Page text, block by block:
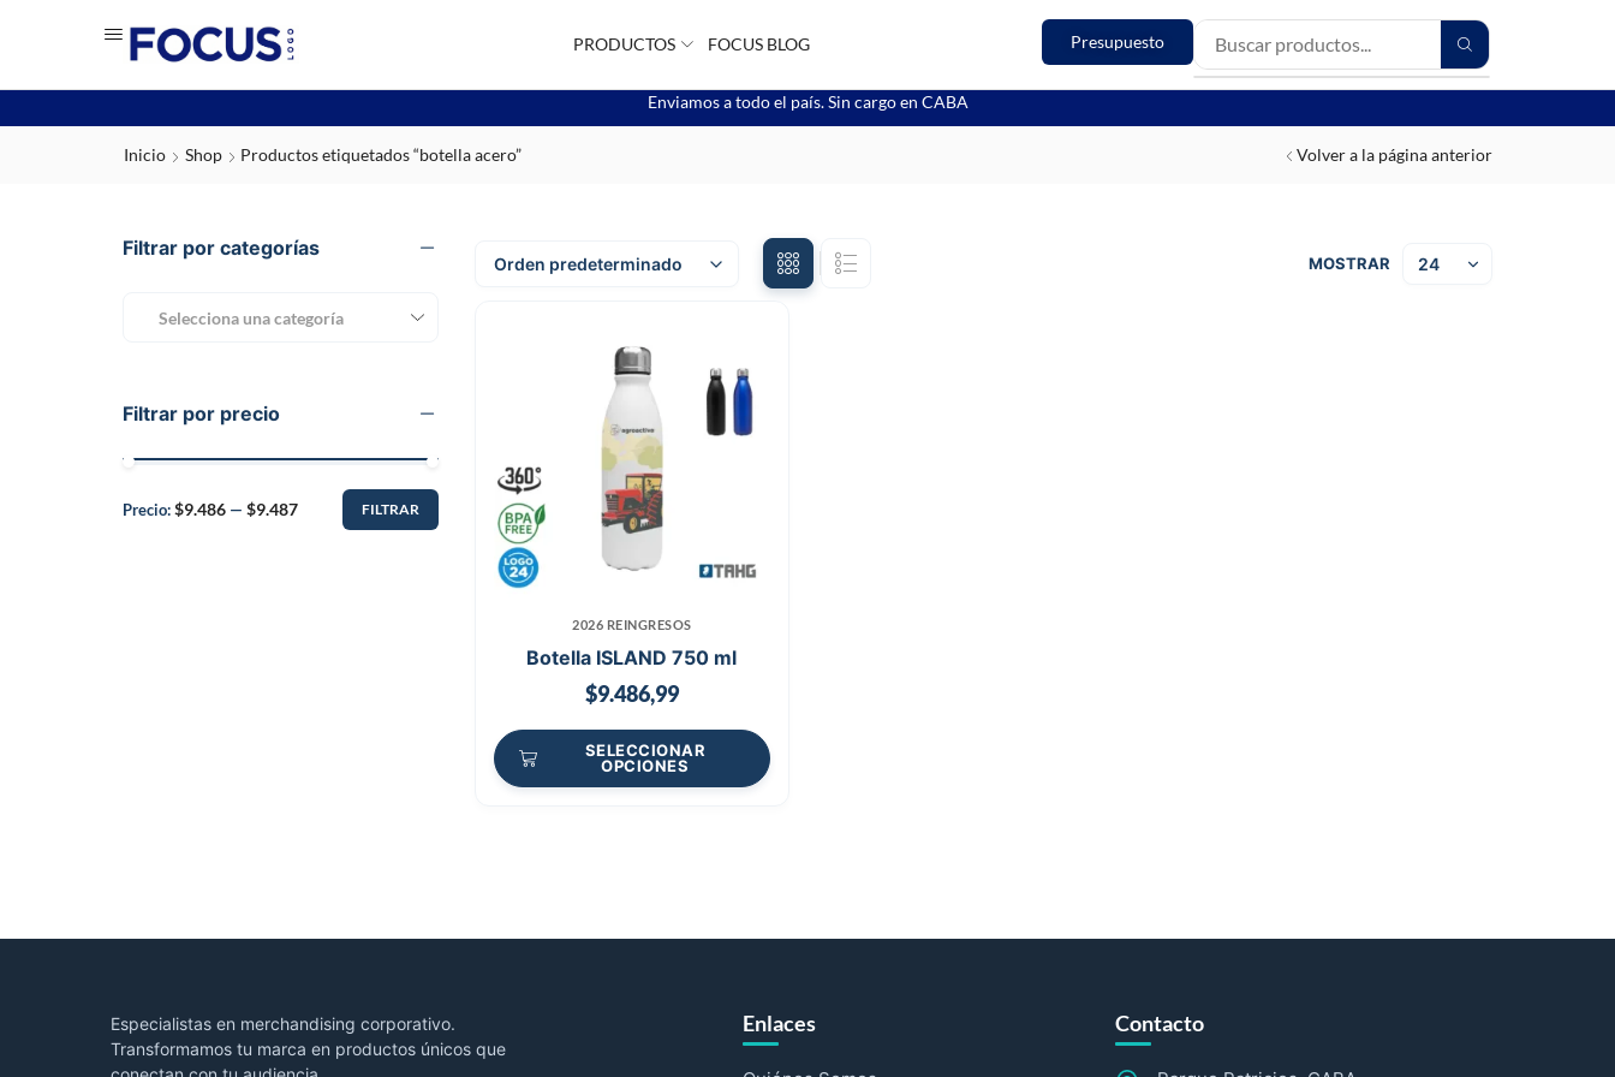
PRODUCTOS FOCUS BLOG Presupuesto
Enviamos a todo el país. Sin cargo en CABA
Inicio Shop Productos etiquetados “botella acero” Volver a la página anterior
Filtrar por categorías
Selecciona una categoría
Filtrar por precio
FILTRAR
Precio:$9.486 — $9.487
MOSTRAR
2026 REINGRESOS
Botella ISLAND 750 ml
$9.486,99
SELECCIONAR
OPCIONES
Especialistas en merchandising corporativo.
Transformamos tu marca en productos únicos que
Enlaces Contacto